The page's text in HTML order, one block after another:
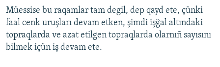
Müessise bu raqamlar tam degil, dep qayd ete, çünki
faal cenk uruşları devam etken, şimdi işğal altındaki
topraqlarda ve azat etilgen topraqlarda olarnıñ sayısını
bilmek içün iş devam ete.